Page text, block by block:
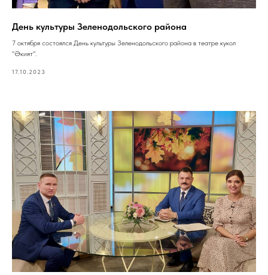
День культуры Зеленодольского района
7 октября состоялся День культуры Зеленодольского района в театре кукол
"Әкият".
17.10.2023